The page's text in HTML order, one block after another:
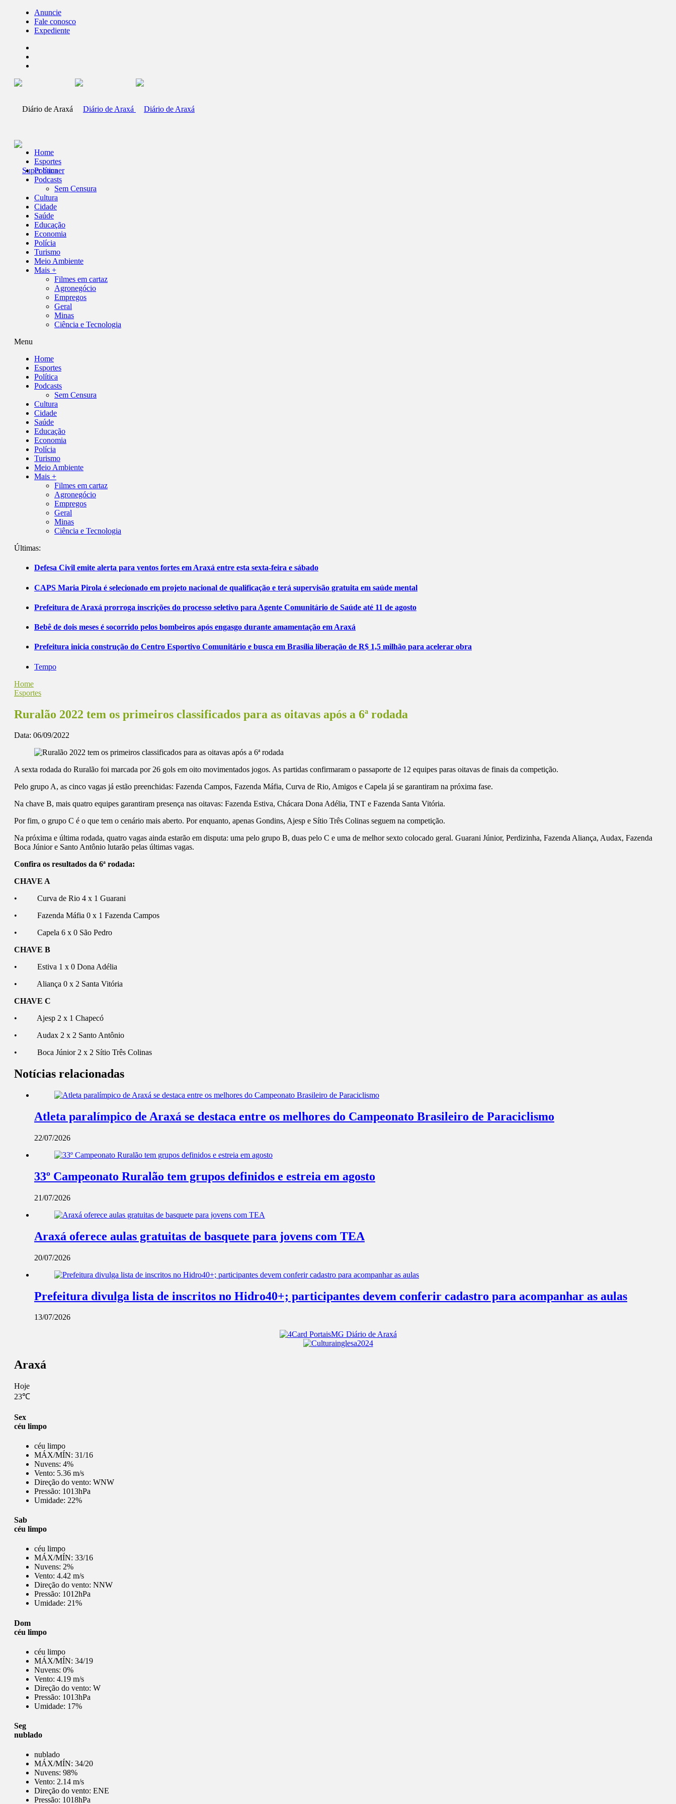
Anuncie
Fale conosco
Expediente
Home
Esportes
Política
Podcasts
Sem Censura
Cultura
Cidade
Saúde
Educação
Economia
Polícia
Turismo
Meio Ambiente
Mais +
Filmes em cartaz
Agronegócio
Empregos
Geral
Minas
Ciência e Tecnologia
Menu
Home
Esportes
Política
Podcasts
Sem Censura
Cultura
Cidade
Saúde
Educação
Economia
Polícia
Turismo
Meio Ambiente
Mais +
Filmes em cartaz
Agronegócio
Empregos
Geral
Minas
Ciência e Tecnologia
Últimas:
Defesa Civil emite alerta para ventos fortes em Araxá entre esta sexta-feira e sábado
CAPS Maria Pirola é selecionado em projeto nacional de qualificação e terá supervisão gratuita em saúde mental
Prefeitura de Araxá prorroga inscrições do processo seletivo para Agente Comunitário de Saúde até 11 de agosto
Bebê de dois meses é socorrido pelos bombeiros após engasgo durante amamentação em Araxá
Prefeitura inicia construção do Centro Esportivo Comunitário e busca em Brasília liberação de R$ 1,5 milhão para acelerar obra
Tempo
Home
Esportes
Ruralão 2022 tem os primeiros classificados para as oitavas após a 6ª rodada
Data: 06/09/2022
A sexta rodada do Ruralão foi marcada por 26 gols em oito movimentados jogos. As partidas confirmaram o passaporte de 12 equipes paras oitavas de finais da competição.
Pelo grupo A, as cinco vagas já estão preenchidas: Fazenda Campos, Fazenda Máfia, Curva de Rio, Amigos e Capela já se garantiram na próxima fase.
Na chave B, mais quatro equipes garantiram presença nas oitavas: Fazenda Estiva, Chácara Dona Adélia, TNT e Fazenda Santa Vitória.
Por fim, o grupo C é o que tem o cenário mais aberto. Por enquanto, apenas Gondins, Ajesp e Sítio Três Colinas seguem na competição.
Na próxima e última rodada, quatro vagas ainda estarão em disputa: uma pelo grupo B, duas pelo C e uma de melhor sexto colocado geral. Guarani Júnior, Perdizinha, Fazenda Aliança, Audax, Fazenda
Boca Júnior e Santo Antônio lutarão pelas últimas vagas.
Confira os resultados da 6ª rodada:
CHAVE A
• Curva de Rio 4 x 1 Guarani
• Fazenda Máfia 0 x 1 Fazenda Campos
• Capela 6 x 0 São Pedro
CHAVE B
• Estiva 1 x 0 Dona Adélia
• Aliança 0 x 2 Santa Vitória
CHAVE C
• Ajesp 2 x 1 Chapecó
• Audax 2 x 2 Santo Antônio
• Boca Júnior 2 x 2 Sítio Três Colinas
Notícias relacionadas
Atleta paralímpico de Araxá se destaca entre os melhores do Campeonato Brasileiro de Paraciclismo
22/07/2026
33º Campeonato Ruralão tem grupos definidos e estreia em agosto
21/07/2026
Araxá oferece aulas gratuitas de basquete para jovens com TEA
20/07/2026
Prefeitura divulga lista de inscritos no Hidro40+; participantes devem conferir cadastro para acompanhar as aulas
13/07/2026
Araxá
Hoje
23℃
Sex
céu limpo
céu limpo
MÁX/MÍN: 31/16
Nuvens: 4%
Vento: 5.36 m/s
Direção do vento: WNW
Pressão: 1013hPa
Umidade: 22%
Sab
céu limpo
céu limpo
MÁX/MÍN: 33/16
Nuvens: 2%
Vento: 4.42 m/s
Direção do vento: NNW
Pressão: 1012hPa
Umidade: 21%
Dom
céu limpo
céu limpo
MÁX/MÍN: 34/19
Nuvens: 0%
Vento: 4.19 m/s
Direção do vento: W
Pressão: 1013hPa
Umidade: 17%
Seg
nublado
nublado
MÁX/MÍN: 34/20
Nuvens: 98%
Vento: 2.14 m/s
Direção do vento: ENE
Pressão: 1018hPa